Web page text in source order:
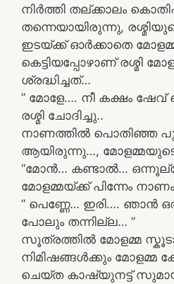
നിർത്തി തല്ക്കാലം
തന്നെയായിരുന്നു,
ഇടയ്ക്ക് ഓർക്കാതെ
കെട്ടിയപ്പോഴാണ് രശ്മി
ശ്രദ്ധിച്ചത്…
” മോളേ…. നീ കക്ഷം ഷേവ്
രശ്മി ചോദിച്ചു..
നാണത്തിൽ പൊതിഞ്ഞ
ആയിരുന്നു…, മോളമ്മയുടെ
“മോൻ… കണ്ടാൽ…
മോളമ്മയ്ക്ക് പിന്നേം
” പെണ്ണേ… ഇരി…. ഞാൻ
പോലും തന്നില്ല… ”
സൂത്രത്തിൽ മോളമ്മ
നിമിഷങ്ങൾക്കും മോളമ്മ
ചെയ്ത കാഷ്യുനട്ട്